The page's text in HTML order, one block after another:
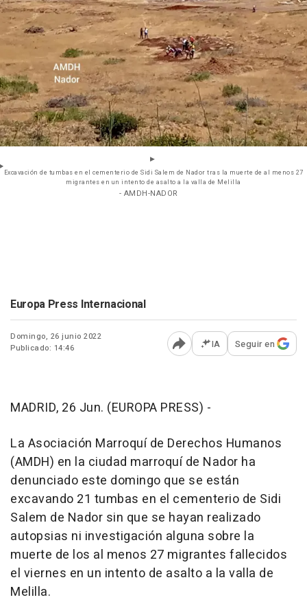
Excavación de tumbas en el cementerio de Sidi Salem de Nador tras la muerte de al menos 27
migrantes en un intento de asalto a la valla de Melilla
- AMDH-NADOR
Europa Press Internacional
Domingo, 26 junio 2022
Publicado: 14:46
Abrir opciones para
IA Seguir en
MADRID, 26 Jun. (EUROPA PRESS) -
La Asociación Marroquí de Derechos Humanos
(AMDH) en la ciudad marroquí de Nador ha
denunciado este domingo que se están
excavando 21 tumbas en el cementerio de Sidi
Salem de Nador sin que se hayan realizado
autopsias ni investigación alguna sobre la
muerte de los al menos 27 migrantes fallecidos
el viernes en un intento de asalto a la valla de
Melilla.